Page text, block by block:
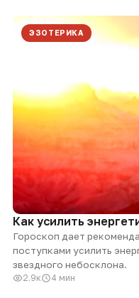
ЭЗОТЕРИКА
Как усилить
Гороскоп дает
поступками усилить
звездного небосклона.
2.9к 4 мин